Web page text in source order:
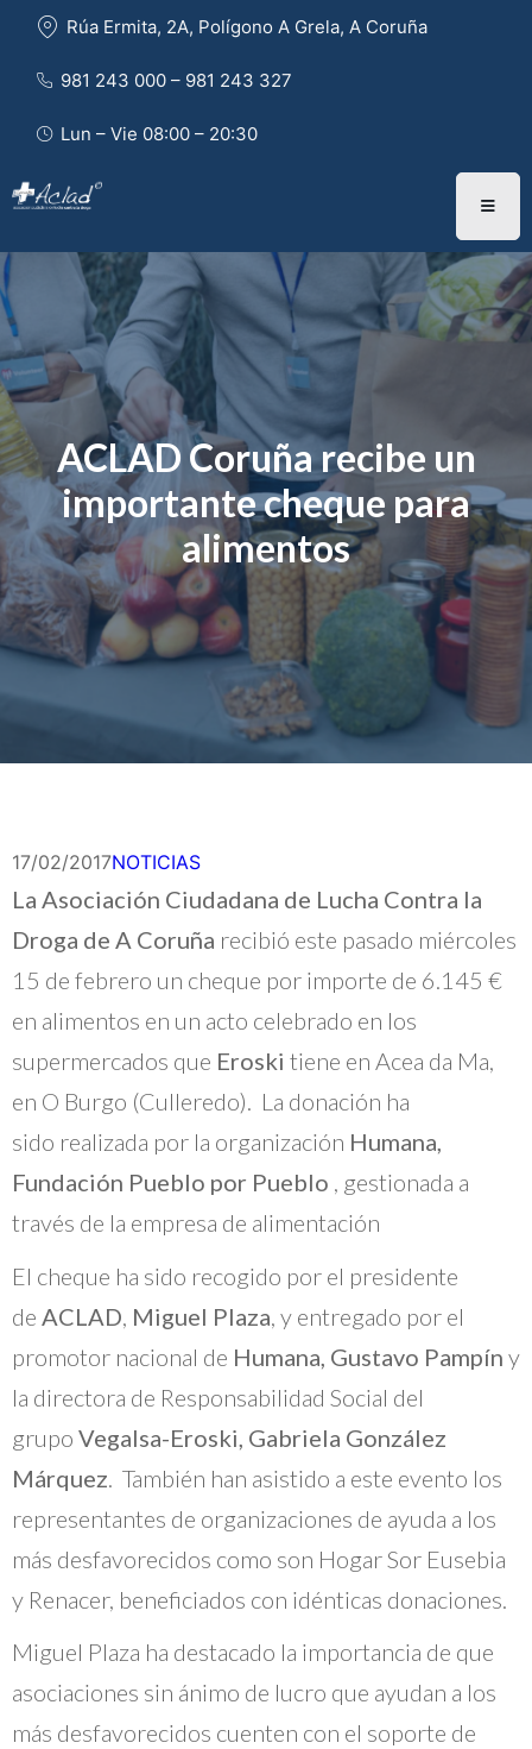
Rúa Ermita, 2A, Polígono A Grela, A Coruña
981 243 000 – 981 243 327
Lun – Vie 08:00 – 20:30
ACLAD Coruña recibe un
importante cheque para
alimentos
17/02/2017NOTICIAS
La Asociación Ciudadana de Lucha Contra la
Droga de A Coruña recibió este pasado miércoles
15 de febrero un cheque por importe de 6.145 €
en alimentos en un acto celebrado en los
supermercados que Eroski tiene en Acea da Ma,
en O Burgo (Culleredo). La donación ha
sido realizada por la organización Humana,
Fundación Pueblo por Pueblo , gestionada a
través de la empresa de alimentación
El cheque ha sido recogido por el presidente
de ACLAD Miguel Plaza , y entregado por el
promotor nacional de Humana, Gustavo Pampín y
la directora de Responsabilidad Social del
grupo Vegalsa-Eroski, Gabriela González
Márquez . También han asistido a este evento los
representantes de organizaciones de ayuda a los
más desfavorecidos como son Hogar Sor Eusebia
y Renacer, beneficiados con idénticas donaciones.
Miguel Plaza ha destacado la importancia de que
asociaciones sin ánimo de lucro que ayudan a los
más desfavorecidos cuenten con el soporte de